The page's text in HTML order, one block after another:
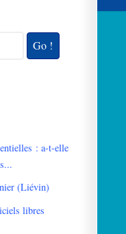
: a-t-elle
(Liévin)
libres